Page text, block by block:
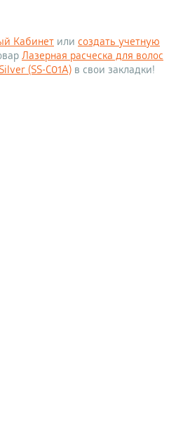
Кабинет или создать учетную
Лазерная расческа для волос
(SS-C01A) в свои закладки!